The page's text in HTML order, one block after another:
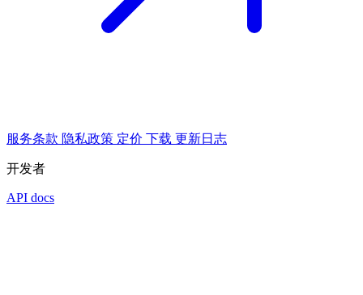
服务条款 隐私政策 定价 下载 更新日志
开发者
API docs